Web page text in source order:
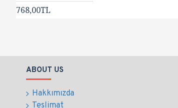
768,00TL
ABOUT US
Hakkımızda
Teslimat